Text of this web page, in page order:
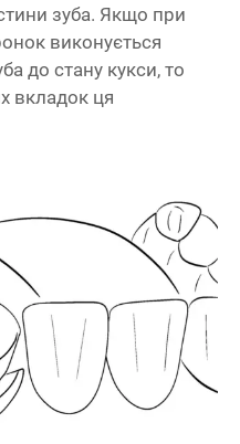
зуба. Якщо при
виконується
до стану кукси, то
вкладок ця